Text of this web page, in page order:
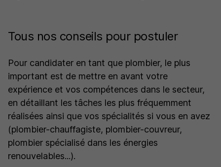
Tous nos conseils pour postuler
Pour candidater en tant que plombier, le plus
important est de mettre en avant votre
expérience et vos compétences dans le secteur,
en détaillant les tâches les plus fréquemment
réalisées ainsi que vos spécialités si vous en avez
(plombier-chauffagiste, plombier-couvreur,
plombier spécialisé dans les énergies
renouvelables...).